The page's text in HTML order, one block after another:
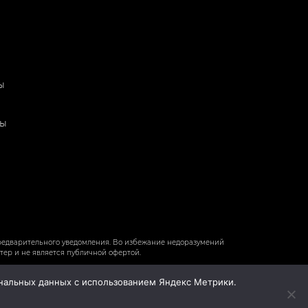
уведомления. Во избежание недоразумений
и не является публичной офертой.
данных с использованием Яндекс Метрики.